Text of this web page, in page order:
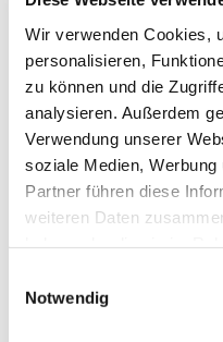
Wir verwenden Cookies,
personalisieren,
zu können und die
analysieren. Außerdem
Verwendung unserer
soziale Medien,
Partner führen diese
weiteren Daten
Notwendig
Dies